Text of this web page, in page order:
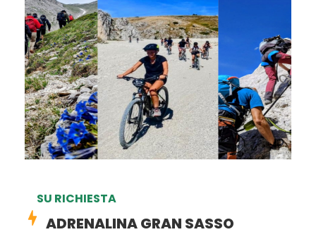
SU RICHIESTA
ADRENALINA GRAN SASSO